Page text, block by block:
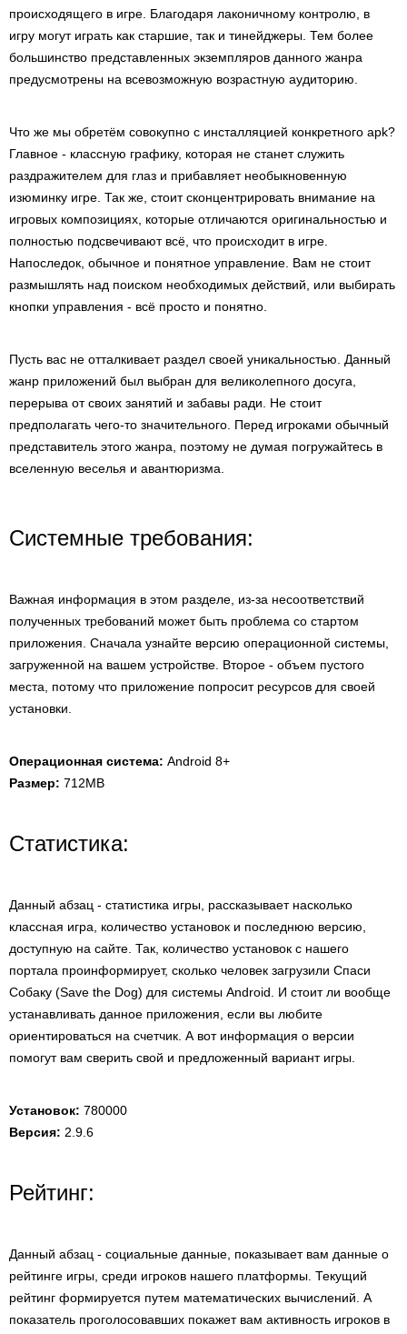
происходящего в игре. Благодаря лаконичному контролю, в
игру могут играть как старшие, так и тинейджеры. Тем более
большинство представленных экземпляров данного жанра
предусмотрены на всевозможную возрастную аудиторию.
Что же мы обретём совокупно с инсталляцией конкретного apk?
Главное - классную графику, которая не станет служить
раздражителем для глаз и прибавляет необыкновенную
изюминку игре. Так же, стоит сконцентрировать внимание на
игровых композициях, которые отличаются оригинальностью и
полностью подсвечивают всё, что происходит в игре.
Напоследок, обычное и понятное управление. Вам не стоит
размышлять над поиском необходимых действий, или выбирать
кнопки управления - всё просто и понятно.
Пусть вас не отталкивает раздел своей уникальностью. Данный
жанр приложений был выбран для великолепного досуга,
перерыва от своих занятий и забавы ради. Не стоит
предполагать чего-то значительного. Перед игроками обычный
представитель этого жанра, поэтому не думая погружайтесь в
вселенную веселья и авантюризма.
Системные требования:
Важная информация в этом разделе, из-за несоответствий
полученных требований может быть проблема со стартом
приложения. Сначала узнайте версию операционной системы,
загруженной на вашем устройстве. Второе - объем пустого
места, потому что приложение попросит ресурсов для своей
установки.
Операционная система: Android 8+
Размер: 712MB
Статистика:
Данный абзац - статистика игры, рассказывает насколько
классная игра, количество установок и последнюю версию,
доступную на сайте. Так, количество установок с нашего
портала проинформирует, сколько человек загрузили Спаси
Собаку (Save the Dog) для системы Android. И стоит ли вообще
устанавливать данное приложения, если вы любите
ориентироваться на счетчик. А вот информация о версии
помогут вам сверить свой и предложенный вариант игры.
Установок: 780000
Версия: 2.9.6
Рейтинг:
Данный абзац - социальные данные, показывает вам данные о
рейтинге игры, среди игроков нашего платформы. Текущий
рейтинг формируется путем математических вычислений. А
показатель проголосовавших покажет вам активность игроков в